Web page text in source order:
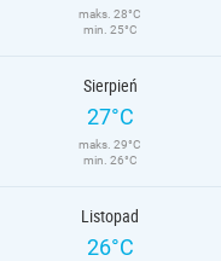
maks. 28°C
min. 25°C
Sierpień
27°C
maks. 29°C
min. 26°C
Listopad
26°C